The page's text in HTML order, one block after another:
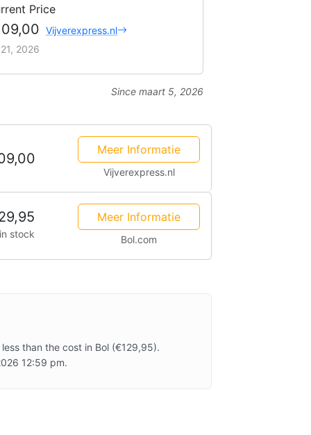
Price
Vijverexpress.nl
2026
Since maart 5, 2026
Meer Informatie
Vijverexpress.nl
in stock
Meer Informatie
Bol.com
than the cost in Bol (€129,95).
12:59 pm.